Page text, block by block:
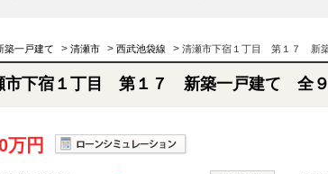
築一戸建て > 清瀬市 > 西武池袋線 > 清瀬市下宿１丁目 第１７ 新
市下宿１丁目 第１７ 新築一戸建て 全
万円